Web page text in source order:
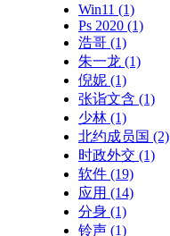
Win11 (1)
Ps 2020 (1)
浩哥 (1)
朱一龙 (1)
倪妮 (1)
张诣文含 (1)
少林 (1)
北约成员国 (2)
时政外交 (1)
软件 (19)
应用 (14)
分身 (1)
铃声 (1)